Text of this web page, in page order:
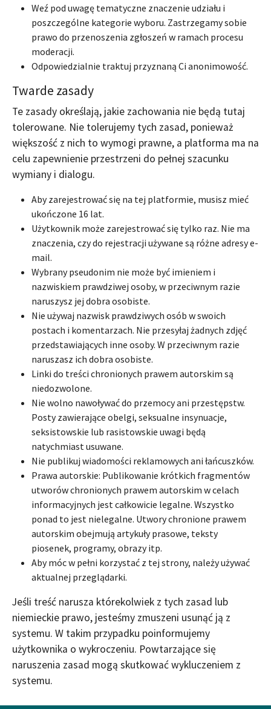
Weź pod uwagę tematyczne znaczenie udziału i
poszczególne kategorie wyboru. Zastrzegamy sobie
prawo do przenoszenia zgłoszeń w ramach procesu
moderacji.
Odpowiedzialnie traktuj przyznaną Ci anonimowość.
Twarde zasady
Te zasady określają, jakie zachowania nie będą tutaj
tolerowane. Nie tolerujemy tych zasad, ponieważ
większość z nich to wymogi prawne, a platforma ma na
celu zapewnienie przestrzeni do pełnej szacunku
wymiany i dialogu.
Aby zarejestrować się na tej platformie, musisz mieć
ukończone 16 lat.
Użytkownik może zarejestrować się tylko raz. Nie ma
znaczenia, czy do rejestracji używane są różne adresy e-
mail.
Wybrany pseudonim nie może być imieniem i
nazwiskiem prawdziwej osoby, w przeciwnym razie
naruszysz jej dobra osobiste.
Nie używaj nazwisk prawdziwych osób w swoich
postach i komentarzach. Nie przesyłaj żadnych zdjęć
przedstawiających inne osoby. W przeciwnym razie
naruszasz ich dobra osobiste.
Linki do treści chronionych prawem autorskim są
niedozwolone.
Nie wolno nawoływać do przemocy ani przestępstw.
Posty zawierające obelgi, seksualne insynuacje,
seksistowskie lub rasistowskie uwagi będą
natychmiast usuwane.
Nie publikuj wiadomości reklamowych ani łańcuszków.
Prawa autorskie: Publikowanie krótkich fragmentów
utworów chronionych prawem autorskim w celach
informacyjnych jest całkowicie legalne. Wszystko
ponad to jest nielegalne. Utwory chronione prawem
autorskim obejmują artykuły prasowe, teksty
piosenek, programy, obrazy itp.
Aby móc w pełni korzystać z tej strony, należy używać
aktualnej przeglądarki.
Jeśli treść narusza którekolwiek z tych zasad lub
niemieckie prawo, jesteśmy zmuszeni usunąć ją z
systemu. W takim przypadku poinformujemy
użytkownika o wykroczeniu. Powtarzające się
naruszenia zasad mogą skutkować wykluczeniem z
systemu.